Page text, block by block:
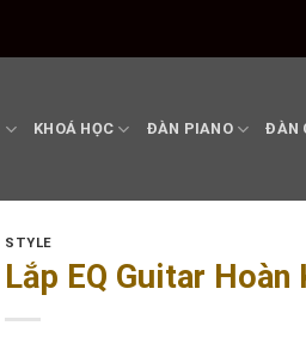
KHOÁ HỌC ĐÀN PIANO ĐÀN
STYLE
Lắp EQ Guitar Hoàn